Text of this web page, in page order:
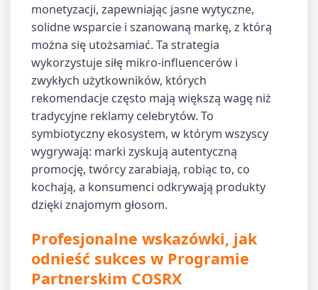
monetyzacji, zapewniając jasne wytyczne,
solidne wsparcie i szanowaną markę, z którą
można się utożsamiać. Ta strategia
wykorzystuje siłę mikro-influencerów i
zwykłych użytkowników, których
rekomendacje często mają większą wagę niż
tradycyjne reklamy celebrytów. To
symbiotyczny ekosystem, w którym wszyscy
wygrywają: marki zyskują autentyczną
promocję, twórcy zarabiają, robiąc to, co
kochają, a konsumenci odkrywają produkty
dzięki znajomym głosom.
Profesjonalne wskazówki, jak
odnieść sukces w Programie
Partnerskim COSRX